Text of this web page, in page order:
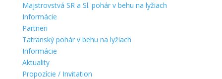
Majstrovstvá SR a Sl. pohár v behu na lyžiach
Informácie
Partneri
Tatranský pohár v behu na lyžiach
Informácie
Aktuality
Propozície / Invitation